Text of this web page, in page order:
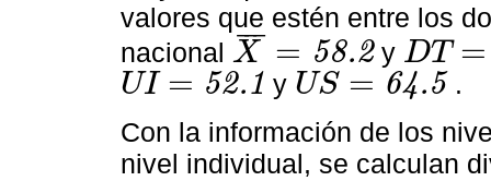
valores que estén entre los
nacional X
¯¯
¯ = 58.2
X¯= 58.2 y DT =
DT=12.4
UI = 52.1
UI= 52.1 y US = 64.5
US =64.5
.
Con la información de los
nivel individual, se calculan